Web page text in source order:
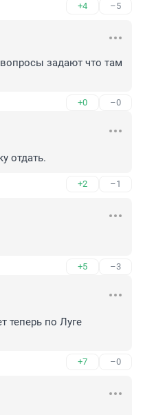
+4 –5
задают что там
+0 –0
отдать.
+2 –1
+5 –3
теперь по Луге
+7 –0